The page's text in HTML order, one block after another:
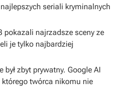
seriali kryminalnych
pokazali najrzadsze sceny ze
je tylko najbardziej
był zbyt prywatny. Google AI
którego twórca nikomu nie